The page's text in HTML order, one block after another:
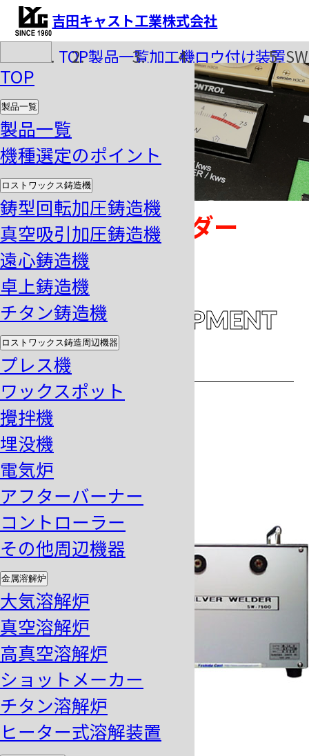
吉田キャスト工業株式会社
TOP
製品一覧
製品一覧
機種選定のポイント
ロストワックス鋳造機
鋳型回転加圧鋳造機
真空吸引加圧鋳造機
遠心鋳造機
卓上鋳造機
チタン鋳造機
ロストワックス鋳造周辺機器
プレス機
ワックスポット
攪拌機
埋没機
電気炉
アフターバーナー
コントローラー
その他周辺機器
金属溶解炉
大気溶解炉
真空溶解炉
高真空溶解炉
ショットメーカー
チタン溶解炉
ヒーター式溶解装置
TOP製品一覧加工機ロウ付け装置
SW-7000
シルバーウェルダー
7000
BRAZING EQUIPMENT
ロウ付け装置